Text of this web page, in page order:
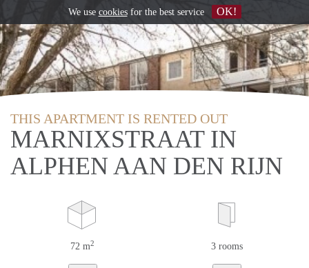
THIS APARTMENT IS RENTED OUT
MARNIXSTRAAT IN
ALPHEN AAN DEN RIJN
72 m2 3 rooms
We use cookiesfor the best service OK!